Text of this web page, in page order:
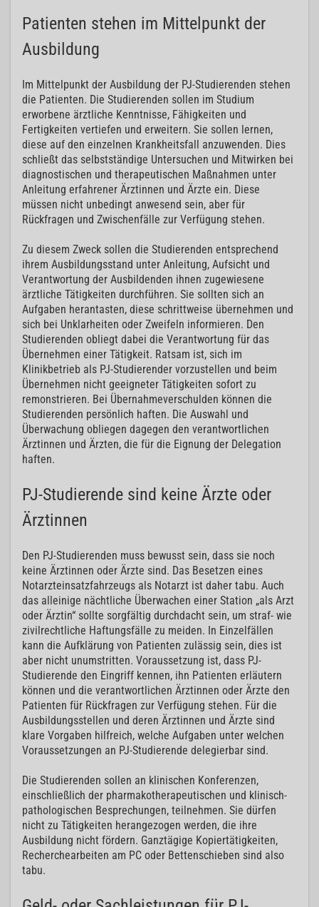
Patienten stehen im Mittelpunkt der
Ausbildung
Im Mittelpunkt der Ausbildung der PJ-Studierenden stehen
die Patienten. Die Studierenden sollen im Studium
erworbene ärztliche Kenntnisse, Fähigkeiten und
Fertigkeiten vertiefen und erweitern. Sie sollen lernen,
diese auf den einzelnen Krankheitsfall anzuwenden. Dies
schließt das selbstständige Untersuchen und Mitwirken bei
diagnostischen und therapeutischen Maßnahmen unter
Anleitung erfahrener Ärztinnen und Ärzte ein. Diese
müssen nicht unbedingt anwesend sein, aber für
Rückfragen und Zwischenfälle zur Verfügung stehen.
Zu diesem Zweck sollen die Studierenden entsprechend
ihrem Ausbildungsstand unter Anleitung, Aufsicht und
Verantwortung der Ausbildenden ihnen zugewiesene
ärztliche Tätigkeiten durchführen. Sie sollten sich an
Aufgaben herantasten, diese schrittweise übernehmen und
sich bei Unklarheiten oder Zweifeln informieren. Den
Studierenden obliegt dabei die Verantwortung für das
Übernehmen einer Tätigkeit. Ratsam ist, sich im
Klinikbetrieb als PJ-Studierender vorzustellen und beim
Übernehmen nicht geeigneter Tätigkeiten sofort zu
remonstrieren. Bei Übernahmeverschulden können die
Studierenden persönlich haften. Die Auswahl und
Überwachung obliegen dagegen den verantwortlichen
Ärztinnen und Ärzten, die für die Eignung der Delegation
haften.
PJ-Studierende sind keine Ärzte oder
Ärztinnen
Den PJ-Studierenden muss bewusst sein, dass sie noch
keine Ärztinnen oder Ärzte sind. Das Besetzen eines
Notarzteinsatzfahrzeugs als Notarzt ist daher tabu. Auch
das alleinige nächtliche Überwachen einer Station „als Arzt
oder Ärztin“ sollte sorgfältig durchdacht sein, um straf- wie
zivilrechtliche Haftungsfälle zu meiden. In Einzelfällen
kann die Aufklärung von Patienten zulässig sein, dies ist
aber nicht unumstritten. Voraussetzung ist, dass PJ-
Studierende den Eingriff kennen, ihn Patienten erläutern
können und die verantwortlichen Ärztinnen oder Ärzte den
Patienten für Rückfragen zur Verfügung stehen. Für die
Ausbildungsstellen und deren Ärztinnen und Ärzte sind
klare Vorgaben hilfreich, welche Aufgaben unter welchen
Voraussetzungen an PJ-Studierende delegierbar sind.
Die Studierenden sollen an klinischen Konferenzen,
einschließlich der pharmakotherapeutischen und klinisch-
pathologischen Besprechungen, teilnehmen. Sie dürfen
nicht zu Tätigkeiten herangezogen werden, die ihre
Ausbildung nicht fördern. Ganztägige Kopiertätigkeiten,
Recherchearbeiten am PC oder Bettenschieben sind also
tabu.